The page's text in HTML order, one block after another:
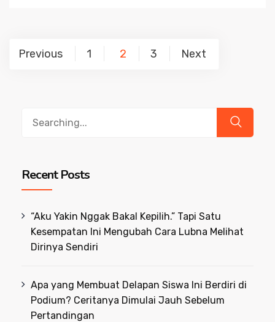
Posts
Previous 1 2 3 Next
Recent Posts
“Aku Yakin Nggak Bakal Kepilih.” Tapi Satu
Kesempatan Ini Mengubah Cara Lubna Melihat
Dirinya Sendiri
Apa yang Membuat Delapan Siswa Ini Berdiri di
Podium? Ceritanya Dimulai Jauh Sebelum
Pertandingan